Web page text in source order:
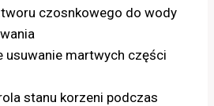
czosnkowego do wody
usuwanie martwych części
stanu korzeni podczas